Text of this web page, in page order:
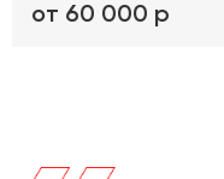
от 60 000 р